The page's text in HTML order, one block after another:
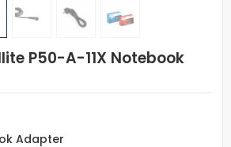
P50-A-11X Notebook
Adapter